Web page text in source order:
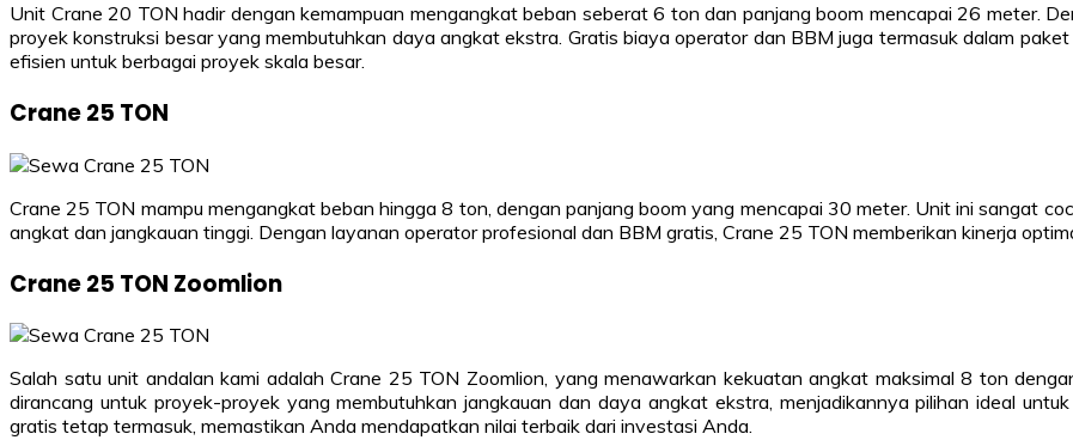
Unit Crane 20 TON hadir dengan kemampuan mengangkat beban seberat 6 ton dan panjang boom mencapai 26 meter.
proyek konstruksi besar yang membutuhkan daya angkat ekstra. Gratis biaya operator dan BBM juga termasuk dalam
efisien untuk berbagai proyek skala besar.
Crane 25 TON
Crane 25 TON mampu mengangkat beban hingga 8 ton, dengan panjang boom yang mencapai 30 meter. Unit ini sangat
angkat dan jangkauan tinggi. Dengan layanan operator profesional dan BBM gratis, Crane 25 TON memberikan kinerja
Crane 25 TON Zoomlion
Salah satu unit andalan kami adalah Crane 25 TON Zoomlion, yang menawarkan kekuatan angkat maksimal 8 ton
dirancang untuk proyek-proyek yang membutuhkan jangkauan dan daya angkat ekstra, menjadikannya pilihan ideal
gratis tetap termasuk, memastikan Anda mendapatkan nilai terbaik dari investasi Anda.